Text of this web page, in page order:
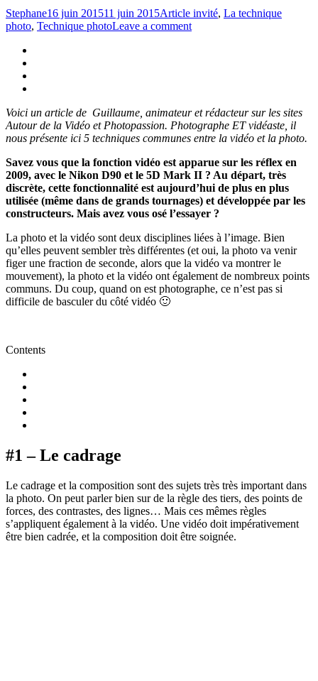
Stephane16 juin 201511 juin 2015Article invité, La technique
photo, Technique photoLeave a comment
Voici un article de Guillaume, animateur et rédacteur sur les sites
Autour de la Vidéo et Photopassion. Photographe ET vidéaste, il
nous présente ici 5 techniques communes entre la vidéo et la photo.
Savez vous que la fonction vidéo est apparue sur les réflex en
2009, avec le Nikon D90 et le 5D Mark II ? Au départ, très
discrète, cette fonctionnalité est aujourd’hui de plus en plus
utilisée (même dans de grands tournages) et développée par les
constructeurs. Mais avez vous osé l’essayer ?
La photo et la vidéo sont deux disciplines liées à l’image. Bien
qu’elles peuvent sembler très différentes (et oui, la photo va venir
figer une fraction de seconde, alors que la vidéo va montrer le
mouvement), la photo et la vidéo ont également de nombreux points
communs. Du coup, quand on est photographe, ce n’est pas si
difficile de basculer du côté vidéo 🙂
Contents
#1 – Le cadrage
Le cadrage et la composition sont des sujets très très important dans
la photo. On peut parler bien sur de la règle des tiers, des points de
forces, des contrastes, des lignes… Mais ces mêmes règles
s’appliquent également à la vidéo. Une vidéo doit impérativement
être bien cadrée, et la composition doit être soignée.